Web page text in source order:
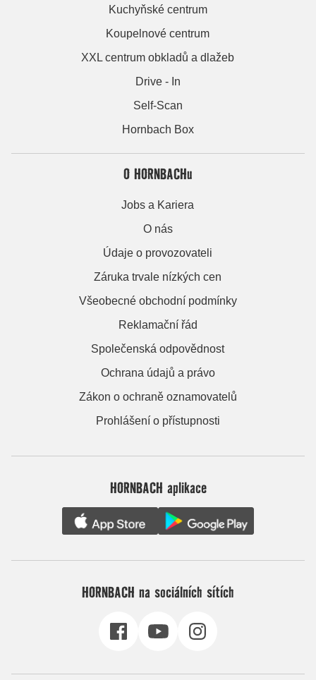
Kuchyňské centrum
Koupelnové centrum
XXL centrum obkladů a dlažeb
Drive - In
Self-Scan
Hornbach Box
O HORNBACHu
Jobs a Kariera
O nás
Údaje o provozovateli
Záruka trvale nízkých cen
Všeobecné obchodní podmínky
Reklamační řád
Společenská odpovědnost
Ochrana údajů a právo
Zákon o ochraně oznamovatelů
Prohlášení o přístupnosti
HORNBACH aplikace
HORNBACH na sociálních sítích